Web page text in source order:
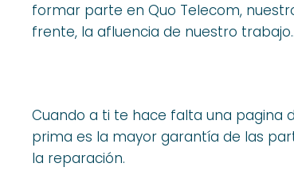
formar parte en Quo Telecom,
frente, la afluencia de nuestro trabajo..
Cuando a ti te hace falta una pagina
prima es la mayor garantía de las
la reparación.